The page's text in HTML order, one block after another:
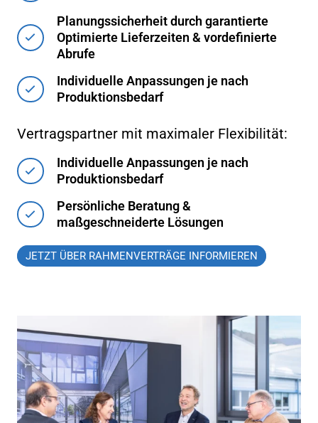
Planungssicherheit durch garantierte
Optimierte Lieferzeiten & vordefinierte
Abrufe
Individuelle Anpassungen je nach
Produktionsbedarf
Vertragspartner mit maximaler Flexibilität:
Individuelle Anpassungen je nach
Produktionsbedarf
Persönliche Beratung &
maßgeschneiderte Lösungen
JETZT ÜBER RAHMENVERTRÄGE INFORMIEREN